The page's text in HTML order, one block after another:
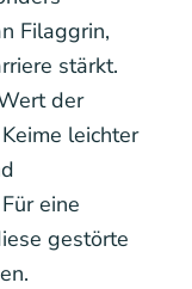
Filaggrin,
stärkt.
der
leichter
eine
gestörte